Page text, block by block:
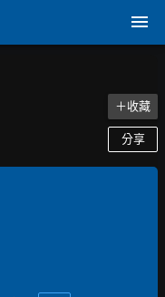
＋收藏
分享